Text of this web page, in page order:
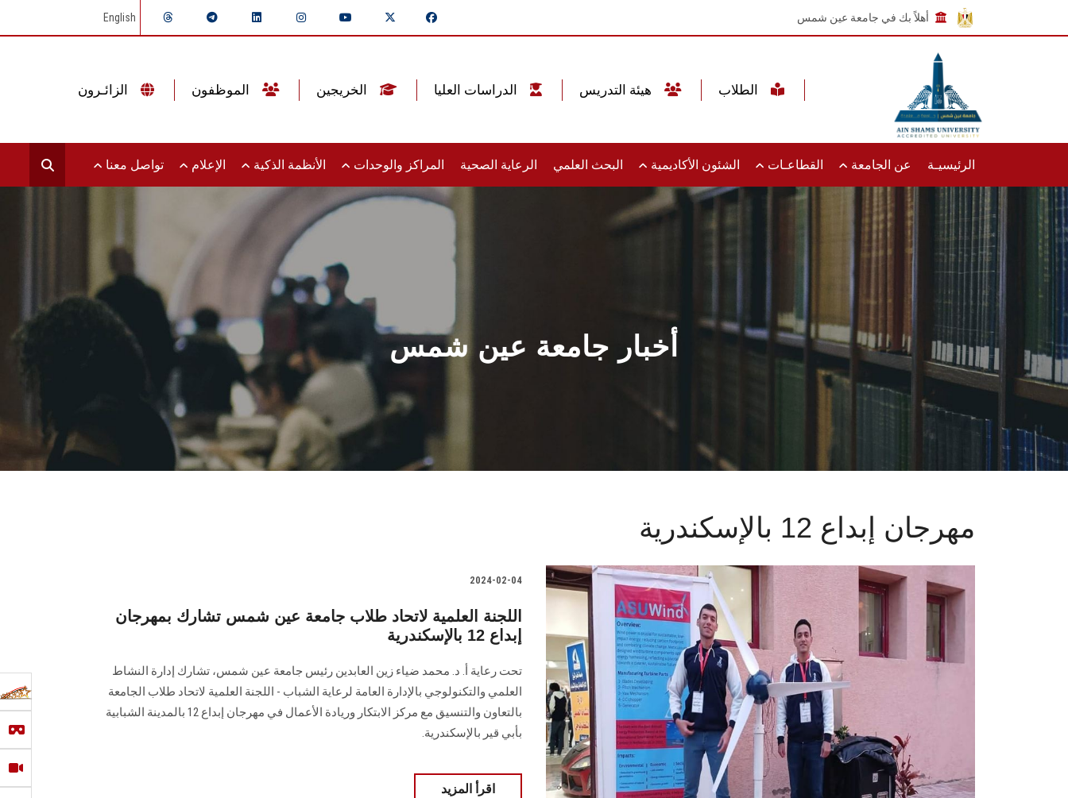
أهلاً بك في جامعة عين شمس English
الرئيسيـة عن الجامعة القطاعـات الشئون الأكاديمية البحث العلمي الرعاية الصحية المراكز والوحدات الأنظمة الذكية الإعلام تواصل معنا
أخبار جامعة عين شمس
مهرجان إبداع 12 بالإسكندرية
2024-02-04
اللجنة العلمية لاتحاد طلاب جامعة عين شمس تشارك بمهرجان
إبداع 12 بالإسكندرية
تحت رعاية أ. د. محمد ضياء زين العابدين رئيس جامعة عين شمس، تشارك إدارة النشاط
العلمي والتكنولوجي بالإدارة العامة لرعاية الشباب - اللجنة العلمية لاتحاد طلاب الجامعة
بالتعاون والتنسيق مع مركز الابتكار وريادة الأعمال في مهرجان إبداع 12 بالمدينة الشبابية
بأبي قير بالإسكندرية.
اقرأ المزيد